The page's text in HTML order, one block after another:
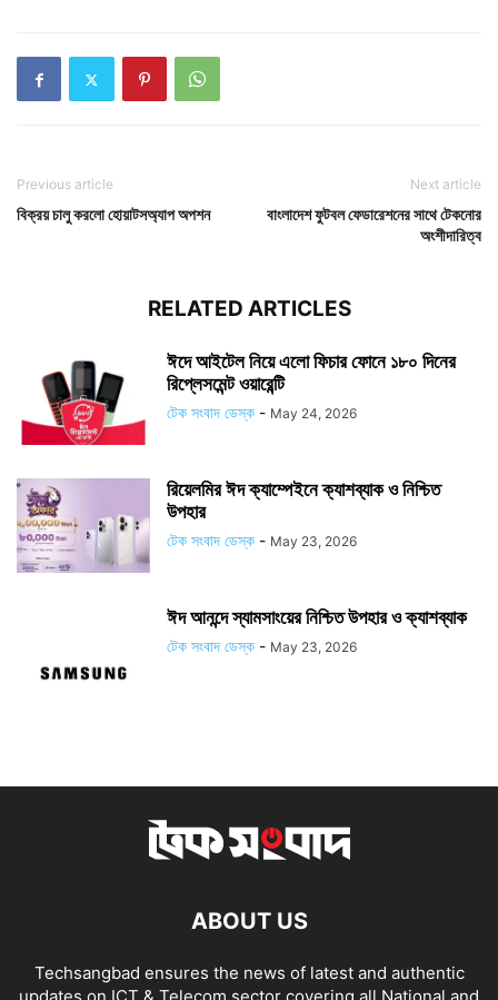
Previous article
বিক্রয় চালু করলো হোয়াটসঅ্যাপ অপশন
Next article
বাংলাদেশ ফুটবল ফেডারেশনের সাথে টেকনোর
অংশীদারিত্ব
RELATED ARTICLES
ঈদে আইটেল নিয়ে এলো ফিচার ফোনে ১৮০ দিনের
রিপ্লেসমেন্ট ওয়ারেন্টি
টেক সংবাদ ডেস্ক - May 24, 2026
রিয়েলমির ঈদ ক্যাম্পেইনে ক্যাশব্যাক ও নিশ্চিত
উপহার
টেক সংবাদ ডেস্ক - May 23, 2026
ঈদ আনন্দে স্যামসাংয়ের নিশ্চিত উপহার ও ক্যাশব্যাক
টেক সংবাদ ডেস্ক - May 23, 2026
ABOUT US
Techsangbad ensures the news of latest and authentic